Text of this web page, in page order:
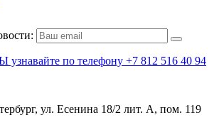
по телефону +7 812 516 40 94
ул. Есенина 18/2 лит. А, пом. 119